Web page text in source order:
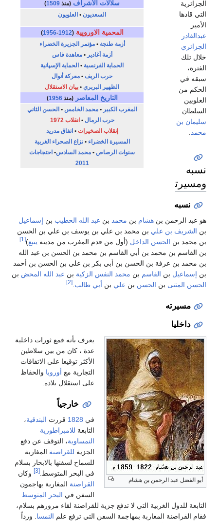
سلالات الأشراف (منذ 1509
)
السعديون • العلويون
المحمية الاوروپية (
1912
-
1956
)
أزمة طنجة •مؤتمر الجزيرة الخضراء
أزمة أغادير •معاهدة فاس
الحماية الفرنسية • الحماية الإسپانية
حرب الريف • معركة أنوال
الظهير البربري • بيان الاستقلال
التاريخ المعاصر (منذ1956
)
المغرب الكبير •محمد الخامس •الحسن الثاني
حرب الرمال •انقلاب 1972
إنقلاب الصخيرات •اتفاق مدريد
المسيرة الخضراء •نزاع الصحراء الغربية
سنوات الرصاص • محمد السادس• احتجاجات
2011
الجزائرية
التي قادها
الأمير
عبدالقادر
الجزائري
خلال تلك
الفترة،
سبقه في
الحكم من
العلويين
السلطان
سليمان بن
محمد
نسبه
ومسيرته
نسبه
هو عبد الرحمن بن هشام بن محمد بن عبد الله الخطيب بن إسماعيل
بن الشريف بن علي بن محمد بن علي بن يوسف بن علي بن الحسن
بن محمد بن الحسن الداخل (أول من قدم المغرب من مدينة ينبع)
[1]
بن القاسم بن محمد بن أبي القاسم بن محمد بن الحسن بن عبد الله
بن محمد بن عرفة بن الحسن بن أبي بكر بن علي بن الحسن بن أحمد
بن إسماعيل بن القاسم بن محمد النفس الزكية بن عبد الله المحض بن
الحسن المثنى بن الحسن بن علي بن أبي طالب [2]
مسيرته
داخليا
أبو الفضل عبد الرحمن بن هشام
يعرف بأنه قمع ثورات داخلية
عدة ، كان من بين سلاطين
الأكثر توقيعا على الاتفاقات
التجارية مع أوروبا والحفاظ
على استقلال بلاده.
خارجياً
في 1828 قررت البندقية،
التابعة للامبراطورية
النمساوية، التوقف عن دفع
الجزية للقراصنة المغاربة
للسماح لسفنها بالابحار بسلام
في البحر المتوسط. [3]
وكان
القراصنة المغاربة يهاجمون
السفن في البحر المتوسط
التابعة للدول الغربية التي لا تدفع جزية للقراصنة لقاء مرورهم بسلام،
فقام القراصنة المغاربة بمهاجمة السفن التي ترفع علم النمسا . ورداً